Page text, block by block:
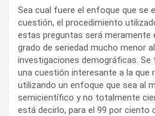
Sea cual fuere el enfoque que se
cuestión, el procedimiento
estas preguntas será meramente
grado de seriedad mucho menor
investigaciones demográficas. Se
una cuestión interesante a la que
utilizando un enfoque que sea al
semicientífico y no totalmente
está decirlo, para el 99 por ciento